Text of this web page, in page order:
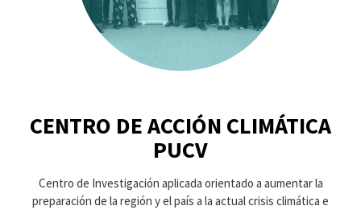
CENTRO DE ACCIÓN CLIMÁTICA
PUCV
Centro de Investigación aplicada orientado a aumentar la
preparación de la región y el país a la actual crisis climática e